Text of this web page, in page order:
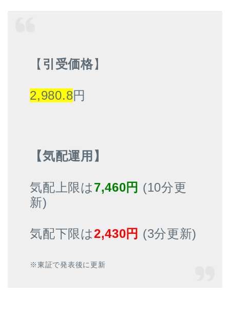
【 引受価格】
2,980.8円
【気配運用】
気配上限は7,460円 (10分更
新)
気配下限は2,430円 (3分更新)
※東証で発表後に更新